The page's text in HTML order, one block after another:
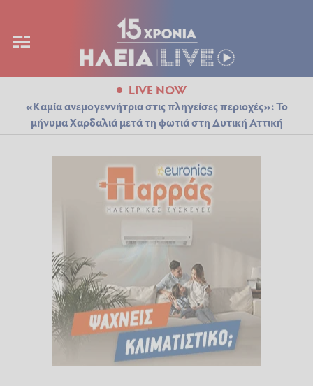
LIVE NOW
«Καμία ανεμογεννήτρια στις πληγείσες περιοχές»: Το
μήνυμα Χαρδαλιά μετά τη φωτιά στη Δυτική Αττική